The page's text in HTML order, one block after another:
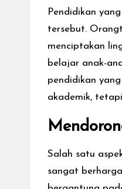
Pendidikan
tersebut.
menciptakan
belajar anak-
pendidikan
akademik,
Salah satu
sangat